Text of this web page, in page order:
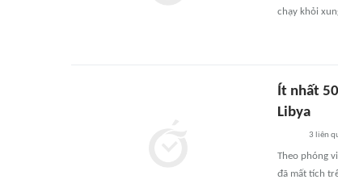
chạy khỏi
Ít nhất
Libya
3 liên
Theo phóng
đã mất tích